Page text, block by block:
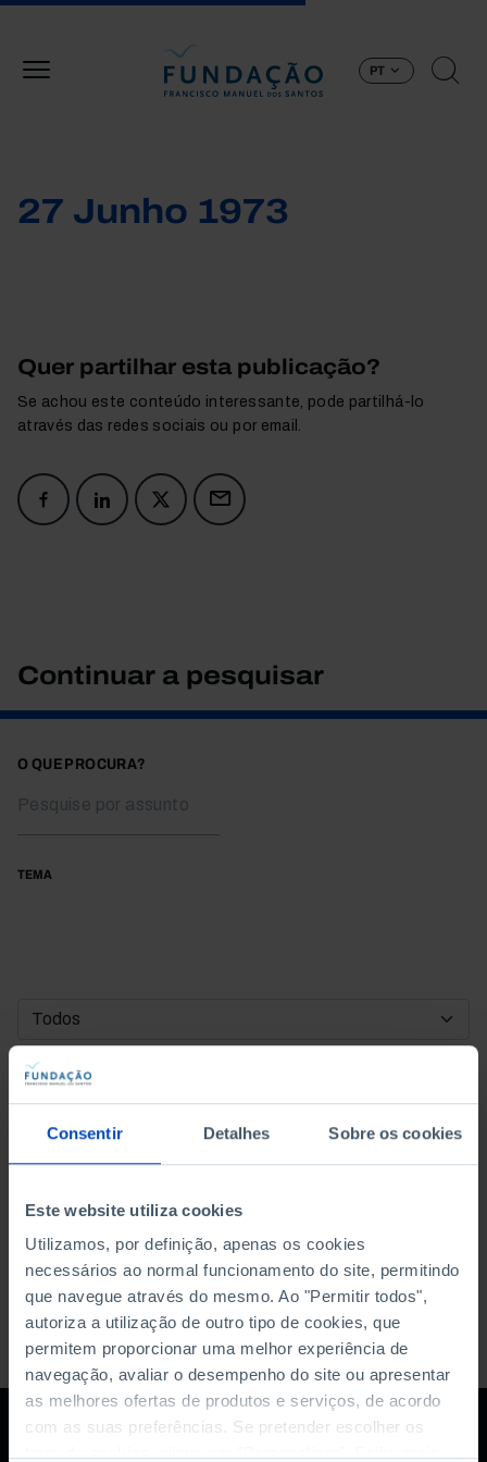
Consentir Detalhes Sobre os cookies
Este website utiliza cookies
Utilizamos, por definição, apenas os cookies
necessários ao normal funcionamento do site, permitindo
que navegue através do mesmo. Ao "Permitir todos",
autoriza a utilização de outro tipo de cookies, que
permitem proporcionar uma melhor experiência de
navegação, avaliar o desempenho do site ou apresentar
as melhores ofertas de produtos e serviços, de acordo
com as suas preferências. Se pretender escolher os
PT
27 Junho 1973
Quer partilhar esta publicação?
Se achou este conteúdo interessante, pode partilhá-lo
através das redes sociais ou por email.
Continuar a pesquisar
O QUE PROCURA?
TEMA
DATA DE INÍCIO
DATA DE FIM